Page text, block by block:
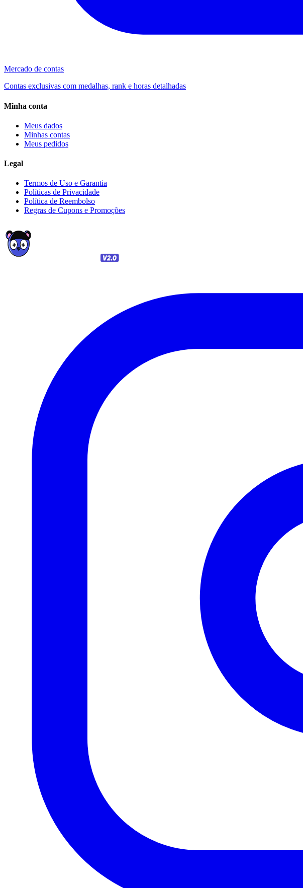
Mercado de contas
Contas exclusivas com medalhas, rank e horas detalhadas
Minha conta
Meus dados
Minhas contas
Meus pedidos
Legal
Termos de Uso e Garantia
Políticas de Privacidade
Política de Reembolso
Regras de Cupons e Promoções